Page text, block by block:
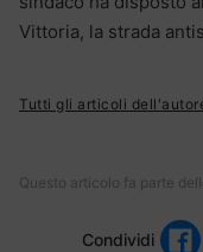
Vittoria, la strada
Tutti gli articoli
Questo articolo fa parte
Condividi